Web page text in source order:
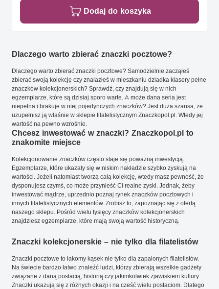
Dodaj do koszyka
Dlaczego warto zbierać znaczki pocztowe?
Dlaczego warto zbierać znaczki pocztowe? Samodzielnie zacząłeś
zbierać swoją kolekcję czy znalazłeś w mieszkaniu dziadka klasery pełne
znaczków kolekcjonerskich? Sprawdź, czy znajdują się w nich
egzemplarze, które są dzisiaj sporo warte. A może dana seria jest
niepełna i brakuje w niej pojedynczych znaczków? Jest duża szansa, że
uzupełnisz ją właśnie w sklepie filatelistycznym Znaczkopol.pl. Wtedy jej
wartość na pewno wzrośnie.
Chcesz inwestować w znaczki? Znaczkopol.pl to
znakomite miejsce
Kolekcjonowanie znaczków często staje się poważną inwestycją.
Egzemplarze, które ukazały się w niskim nakładzie szybko zyskują na
wartości. Jeżeli natomiast tworzą całą kolekcję, wtedy masz pewność, że
dysponujesz czymś, co może przynieść Ci realne zyski. Jednak, żeby
inwestować mądrze, uprzednio poznaj rynek znaczków pocztowych i
innych filatelistycznych elementów. Zrobisz to, zapoznając się z ofertą
naszego sklepu. Pośród wielu tysięcy znaczków kolekcjonerskich
znajdziesz egzemplarze, które mają swoją wartość historyczną.
Znaczki kolekcjonerskie – nie tylko dla filatelistów
Znaczki pocztowe to łakomy kąsek nie tylko dla zapalonych filatelistów.
Na świecie bardzo łatwo znaleźć ludzi, którzy zbierają wszelkie gadżety
związane z daną postacią, historią czy jakimkolwiek zjawiskiem kultury.
Znaczki ukazują się z różnych okazji i na cześć wielu postaciom. Dlatego